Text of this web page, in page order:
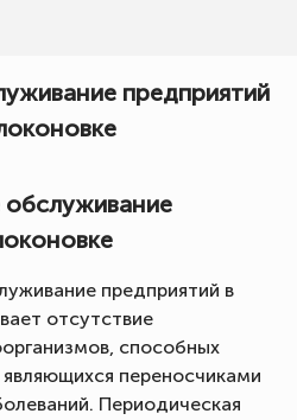
предприятий
предприятий в
отсутствие
способных
переносчиками
Периодическая